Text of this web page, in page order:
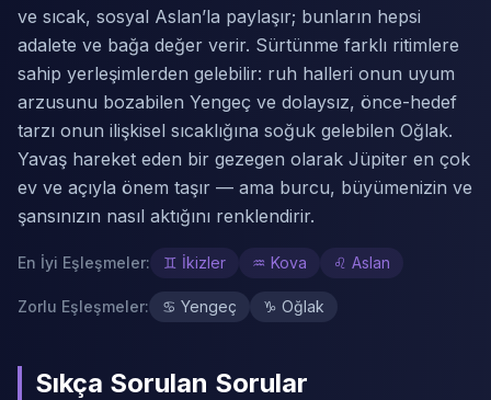
ve sıcak, sosyal Aslan’la paylaşır; bunların hepsi
adalete ve bağa değer verir. Sürtünme farklı ritimlere
sahip yerleşimlerden gelebilir: ruh halleri onun uyum
arzusunu bozabilen Yengeç ve dolaysız, önce-hedef
tarzı onun ilişkisel sıcaklığına soğuk gelebilen Oğlak.
Yavaş hareket eden bir gezegen olarak Jüpiter en çok
ev ve açıyla önem taşır — ama burcu, büyümenizin ve
şansınızın nasıl aktığını renklendirir.
En İyi Eşleşmeler: ♊ İkizler ♒ Kova ♌ Aslan
Zorlu Eşleşmeler: ♋ Yengeç ♑ Oğlak
Sıkça Sorulan Sorular